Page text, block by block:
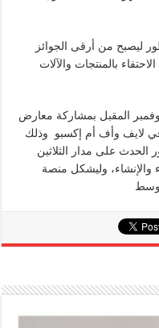
ليصبح من أرقى الجوائز
بهدف الاحتفاء بالمنتجات والآلات
فعاليات ذا بيغ 5 2012 بين 5 و 8 نوفمبر المقبل بمشاركة معارض
لايف وأف أم إكسبو وذلك
الحدث على مدار الثلاثين
والإنشاء، وليشكل منصة